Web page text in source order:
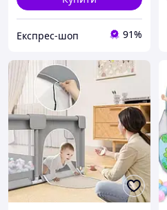
Експрес-шоп 91%